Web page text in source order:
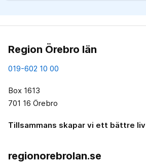
Region Örebro län
019-602 10 00
Box 1613
701 16 Örebro
Tillsammans skapar vi ett bättre liv
regionorebrolan.se